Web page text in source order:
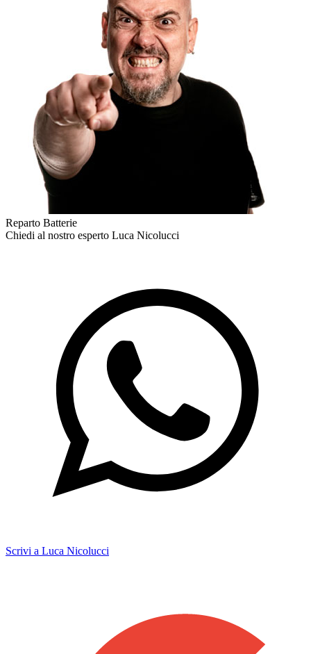
Reparto Batterie
Chiedi al nostro esperto Luca Nicolucci
Scrivi a Luca Nicolucci